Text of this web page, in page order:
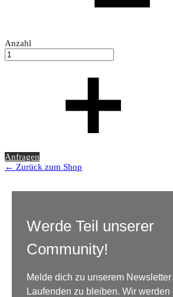
Anzahl
Anfragen
← Zurück zum Shop
Werde Teil unserer
Community!
Melde dich zu unserem
Laufenden zu bleiben. Wir werden